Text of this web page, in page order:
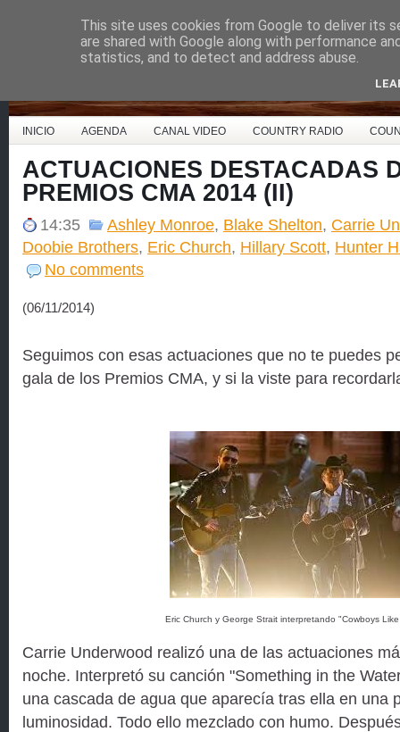
Country Music España
INICIO AGENDA CANAL VIDEO COUNTRY RADIO
ACTUACIONES DESTACADAS
PREMIOS CMA 2014 (II)
14:35 Ashley Monroe, Blake Shelton, Carrie
Doobie Brothers, Eric Church, Hillary Scott, Hunter
No comments
(06/11/2014)
Seguimos con esas actuaciones que no te puedes
gala de los Premios CMA, y si la viste para
Eric Church y George Strait interpretando "Cowboys Like
Carrie Underwood realizó una de las actuaciones
noche. Interpretó su canción "Something in the
una cascada de agua que aparecía tras ella en una
luminosidad. Todo ello mezclado con humo.
This site uses cookies from Google to deliver its
are shared with Google along with performance
statistics, and to detect and address abuse.